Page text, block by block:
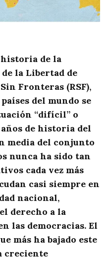
de la
la Libertad de
Fronteras (RSF),
del mundo se
“difícil” o
años de historia del
media del conjunto
nunca ha sido tan
cada vez más
casi siempre en
nacional,
derecho a la
las democracias. El
más ha bajado este
creciente